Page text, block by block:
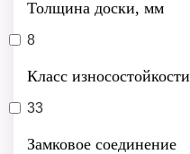
Толщина доски, мм
8
Класс износостойкости
33
Замковое соединение